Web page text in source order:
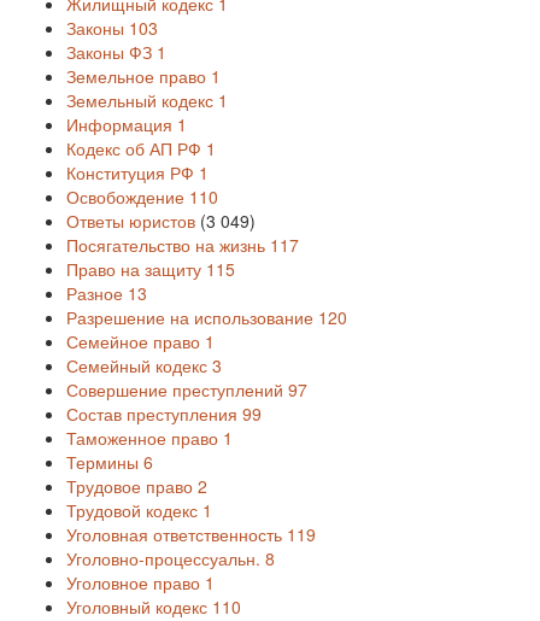
Законы 103
Законы ФЗ 1
Земельное право 1
Земельный кодекс 1
Информация 1
Кодекс об АП РФ 1
Конституция РФ 1
Освобождение 110
Ответы юристов (3 049)
Посягательство на жизнь 117
Право на защиту 115
Разное 13
Разрешение на использование 120
Семейное право 1
Семейный кодекс 3
Совершение преступлений 97
Состав преступления 99
Таможенное право 1
Термины 6
Трудовое право 2
Трудовой кодекс 1
Уголовная ответственность 119
Уголовно-процессуальн. 8
Уголовное право 1
Уголовный кодекс 110